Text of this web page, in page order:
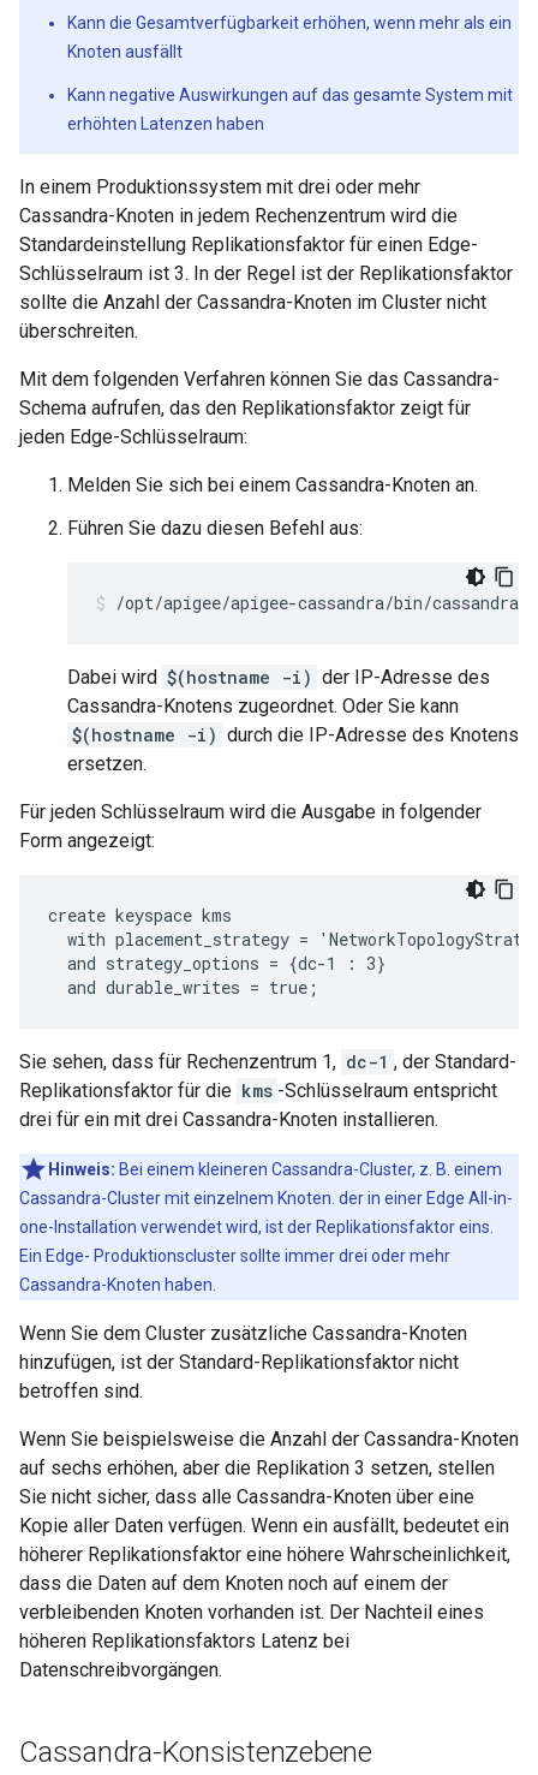
Kann die Gesamtverfügbarkeit erhöhen, wenn mehr als ein
Knoten ausfällt
Kann negative Auswirkungen auf das gesamte System mit
erhöhten Latenzen haben
In einem Produktionssystem mit drei oder mehr
Cassandra-Knoten in jedem Rechenzentrum wird die
Standardeinstellung Replikationsfaktor für einen Edge-
Schlüsselraum ist 3. In der Regel ist der Replikationsfaktor
sollte die Anzahl der Cassandra-Knoten im Cluster nicht
überschreiten.
Mit dem folgenden Verfahren können Sie das Cassandra-
Schema aufrufen, das den Replikationsfaktor zeigt für
jeden Edge-Schlüsselraum:
Melden Sie sich bei einem Cassandra-Knoten an.
Führen Sie dazu diesen Befehl aus:
/opt/apigee/apigee-cassandra/bin/
Dabei wird $(hostname -i) der IP-Adresse des
Cassandra-Knotens zugeordnet. Oder Sie kann
$(hostname -i) durch die IP-Adresse des Knotens
ersetzen.
Für jeden Schlüsselraum wird die Ausgabe in folgender
Form angezeigt:
create keyspace kms
with placement_strategy =
  and strategy_options = {dc-1 : 3}
  and durable_writes = true;
Sie sehen, dass für Rechenzentrum 1, dc-1 , der Standard-
Replikationsfaktor für die kms -Schlüsselraum entspricht
drei für ein mit drei Cassandra-Knoten installieren.
Hinweis: Bei einem kleineren Cassandra-Cluster, z. B. einem
Cassandra-Cluster mit einzelnem Knoten. der in einer Edge All-in-
one-Installation verwendet wird, ist der Replikationsfaktor eins.
Ein Edge- Produktionscluster sollte immer drei oder mehr
Cassandra-Knoten haben.
Wenn Sie dem Cluster zusätzliche Cassandra-Knoten
hinzufügen, ist der Standard-Replikationsfaktor nicht
betroffen sind.
Wenn Sie beispielsweise die Anzahl der Cassandra-Knoten
auf sechs erhöhen, aber die Replikation 3 setzen, stellen
Sie nicht sicher, dass alle Cassandra-Knoten über eine
Kopie aller Daten verfügen. Wenn ein ausfällt, bedeutet ein
höherer Replikationsfaktor eine höhere Wahrscheinlichkeit,
dass die Daten auf dem Knoten noch auf einem der
verbleibenden Knoten vorhanden ist. Der Nachteil eines
höheren Replikationsfaktors Latenz bei
Datenschreibvorgängen.
Cassandra-Konsistenzebene